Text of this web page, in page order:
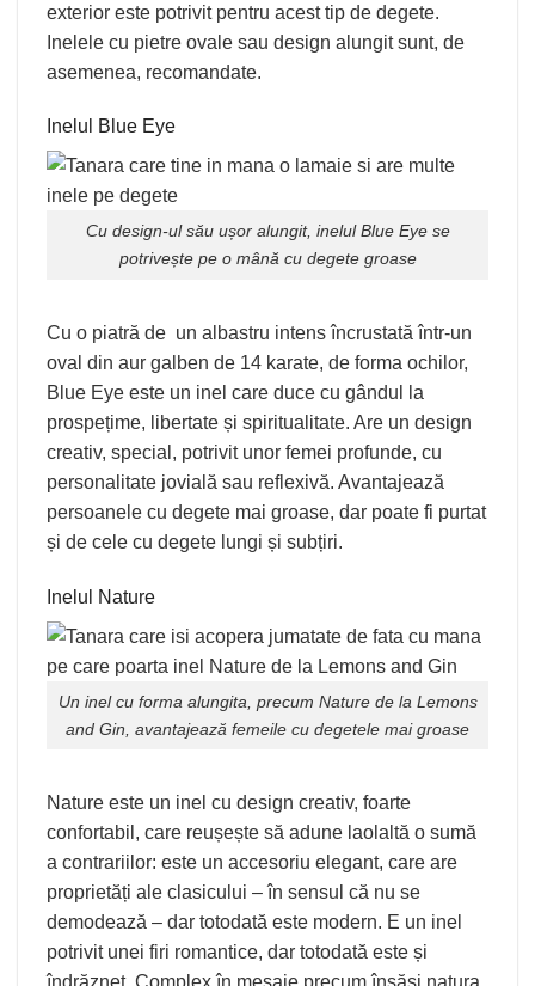
exterior este potrivit pentru acest tip de degete.
Inelele cu pietre ovale sau design alungit sunt, de
asemenea, recomandate.
Inelul Blue Eye
Cu design-ul său ușor alungit, inelulBlue Eyese
potrivește pe o mână cu degete groase
Cu o piatră de un albastru intens încrustată într-un
oval din aur galben de 14 karate, de forma ochilor,
Blue Eye este un inel care duce cu gândul la
prospețime, libertate și spiritualitate. Are un design
creativ, special, potrivit unor femei profunde, cu
personalitate jovială sau reflexivă. Avantajează
persoanele cu degete mai groase, dar poate fi purtat
și de cele cu degete lungi și subțiri.
Inelul Nature
Un inel cu forma alungita, precum Naturede la Lemons
and Gin, avantajează femeile cu degetele mai groase
Nature este un inel cu design creativ, foarte
confortabil, care reușește să adune laolaltă o sumă
a contrariilor: este un accesoriu elegant, care are
proprietăți ale clasicului – în sensul că nu se
demodează – dar totodată este modern. E un inel
potrivit unei firi romantice, dar totodată este și